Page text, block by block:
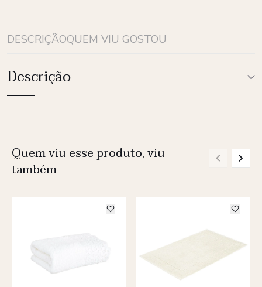
DESCRIÇÃOQUEM VIU GOSTOU
Descrição
Quem viu esse produto, viu
também